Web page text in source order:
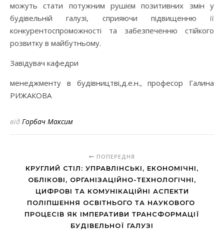
можуть стати потужним рушієм позитивних змін у
будівельній галузі, сприяючи підвищенню її
конкурентоспроможності та забезпеченню стійкого
розвитку в майбутньому.
Завідувач кафедри
менеджменту в будівництві,д.е.н., професор Галина
РИЖАКОВА
від Горбач Максим
ПОПЕРЕДНЯ
КРУГЛИЙ СТІЛ: УПРАВЛІНСЬКІ, ЕКОНОМІЧНІ,
ОБЛІКОВІ, ОРГАНІЗАЦІЙНО-ТЕХНОЛОГІЧНІ,
ЦИФРОВІ ТА КОМУНІКАЦІЙНІ АСПЕКТИ
ПОЛІПШЕННЯ ОСВІТНЬОГО ТА НАУКОВОГО
ПРОЦЕСІВ ЯК ІМПЕРАТИВИ ТРАНСФОРМАЦІЇ
БУДІВЕЛЬНОЇ ГАЛУЗІ